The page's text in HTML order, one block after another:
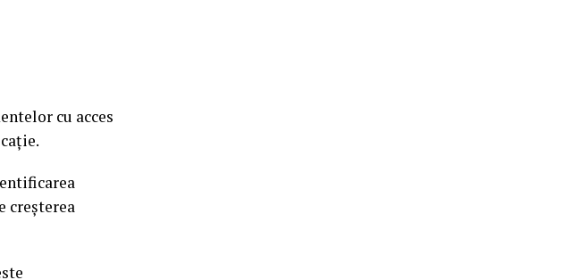
cu acces
creșterea